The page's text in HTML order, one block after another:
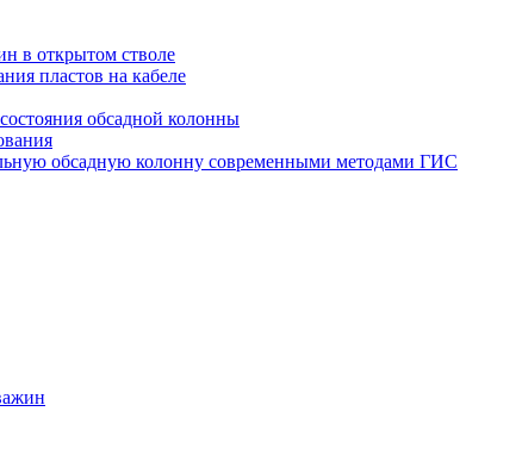
в открытом стволе
пластов на кабеле
обсадной колонны
обсадную колонну современными методами ГИС